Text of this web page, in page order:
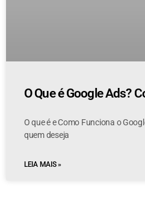
O Que é Google Ads?
O que é e Como Funciona o
quem deseja
LEIA MAIS »